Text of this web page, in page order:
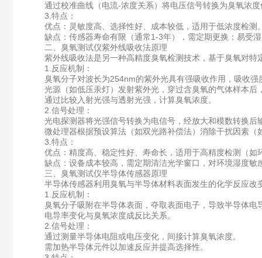
通过校准曲线（电流-浓度关系）将电压信号转换为臭氧浓度
3.特点：
优点：灵敏度高、选择性好、成本较低，适用于低浓度检测
缺点：传感器寿命有限（通常1-3年），需定期更换；易受湿
二、臭氧测试仪紫外线吸收法原理
紫外线吸收法是另一种高精度臭氧检测技术，基于臭氧对特
1.反应机制：
臭氧分子对波长为254nm的紫外光具有强吸收作用，吸收强
光源（如低压汞灯）发射紫外光，穿过含臭氧的气体样本后
通过比较入射光强与透射光强，计算臭氧浓度。
2.信号处理：
光电探测器将光强信号转换为电信号，经放大和模数转换后
微处理器根据预设算法（如双光路补偿法）消除干扰因素（
3.特点：
优点：精度高、稳定性好、寿命长，适用于高精度检测（如
缺点：设备成本较高，需定期清洁光学窗口，对环境湿度敏
三、臭氧测试仪半导体传感器原理
半导体传感器利用臭氧与半导体材料表面发生的化学反应改
1.反应机制：
臭氧分子吸附在半导体表面，夺取表面电子，导致半导体电
电导率变化与臭氧浓度成反比关系。
2.信号处理：
通过测量半导体电阻或电压变化，间接计算臭氧浓度。
需加热半导体元件以加速反应并提高选择性。